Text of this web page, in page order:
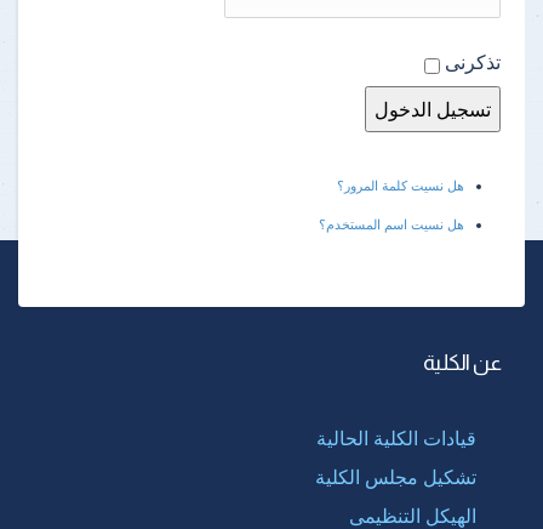
تذكرنى
هل نسيت كلمة المرور؟
هل نسيت اسم المستخدم؟
عن الكلية
قيادات الكلية الحالية
تشكيل مجلس الكلية
الهيكل التنظيمى